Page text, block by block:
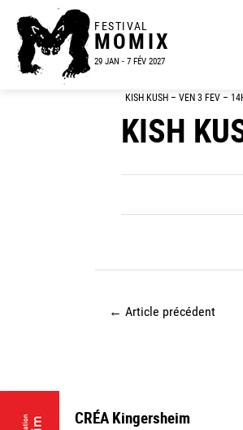
FESTIVAL
MOMIX
29 JAN - 7 FÉV 2027
KISH KUSH – VEN 3 FEV –
KISH
← Article précédent
CRÉA Kingersheim